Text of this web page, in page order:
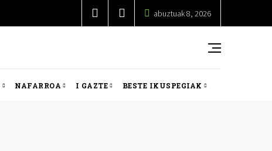
abuztuak 8, 2026
NAFARROA I GAZTE BESTE IKUSPEGIAK